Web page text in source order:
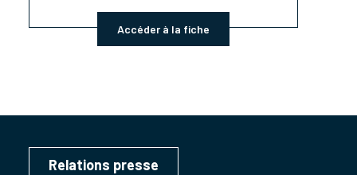
Accéder à la fiche
Relations presse